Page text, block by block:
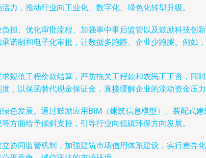
力，推动行业向工业化、数字化、绿色化转型升级。
担、优化审批流程、加强事中事后监管以及鼓励科技
诺制和电子化审批，让数据多跑路、企业少跑腿。例
规范工程价款结算，严防拖欠工程款和农民工工资，
，以保函替代现金保证金，直接缓解企业的流动资金压力
色发展。通过鼓励应用BIM（建筑信息模型）、装配式
方面给予倾斜支持，引导行业向低碳环保方向发展。
协同监管机制，加强建筑市场信用体系建设，实行差